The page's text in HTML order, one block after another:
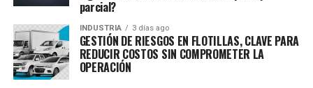
parcial?
INDUSTRIA 3 días ago
GESTIÓN DE RIESGOS EN FLOTILLAS, CLAVE PARA
REDUCIR COSTOS SIN COMPROMETER LA
OPERACIÓN